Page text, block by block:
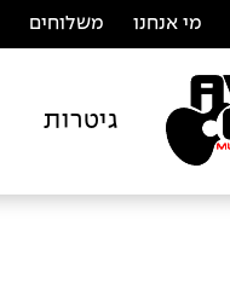
מי אנחנו משלוחים
גיטרות